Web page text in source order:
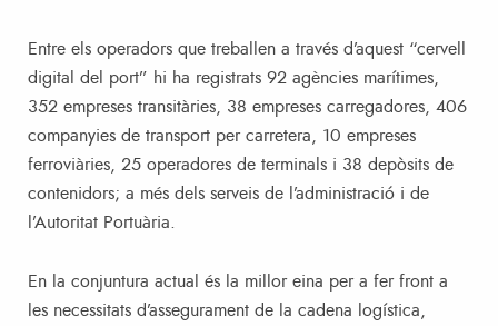
Entre els operadors que treballen a través d’aquest “cervell
digital del port” hi ha registrats 92 agències marítimes,
352 empreses transitàries, 38 empreses carregadores, 406
companyies de transport per carretera, 10 empreses
ferroviàries, 25 operadores de terminals i 38 depòsits de
contenidors; a més dels serveis de l’administració i de
l’Autoritat Portuària.
En la conjuntura actual és la millor eina per a fer front a
les necessitats d’assegurament de la cadena logística,